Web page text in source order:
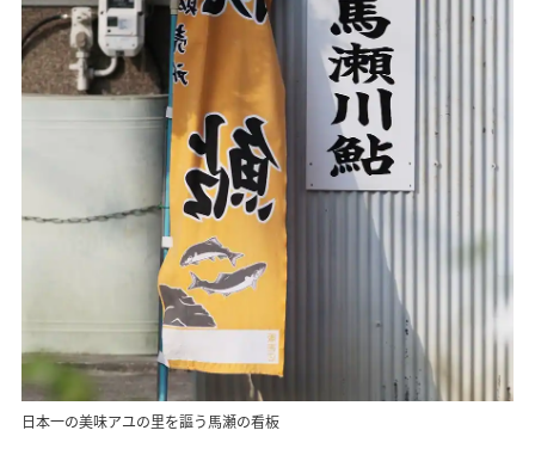
日本一の美味アユの里を謳う馬瀬の看板